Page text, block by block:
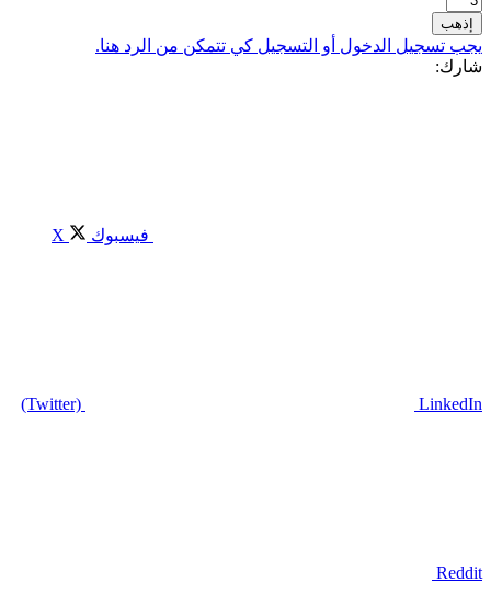
إذهب
يجب تسجيل الدخول أو التسجيل كي تتمكن من الرد هنا.
شارك:
فيسبوك X
(Twitter) LinkedIn
Reddit